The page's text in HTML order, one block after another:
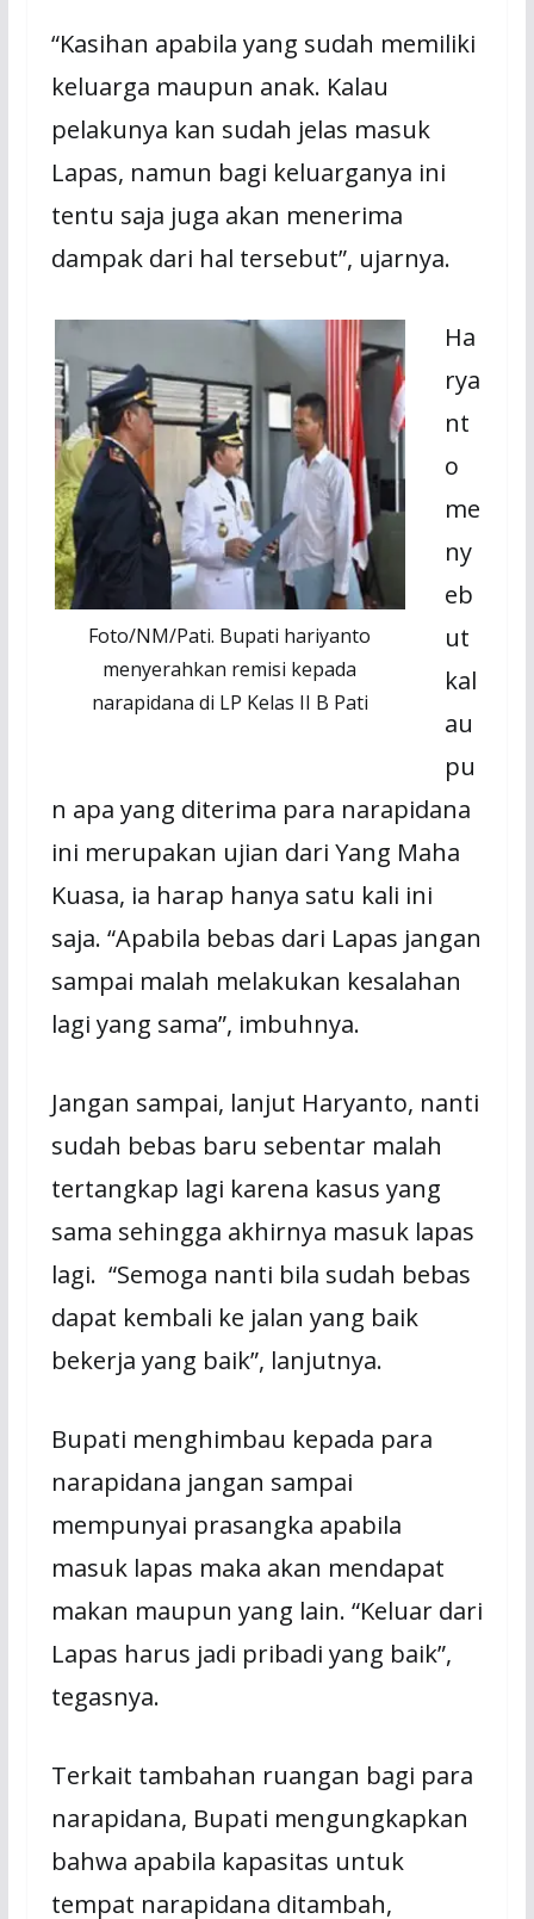
“Kasihan apabila yang sudah memiliki
keluarga maupun anak. Kalau
pelakunya kan sudah jelas masuk
Lapas, namun bagi keluarganya ini
tentu saja juga akan menerima
dampak dari hal tersebut”, ujarnya.
Foto/NM/Pati. Bupati hariyanto
menyerahkan remisi kepada
narapidana di LP Kelas II B Pati
Ha
rya
nt
o
me
ny
eb
ut
kal
au
pu
n apa yang diterima para narapidana
ini merupakan ujian dari Yang Maha
Kuasa, ia harap hanya satu kali ini
saja. “Apabila bebas dari Lapas jangan
sampai malah melakukan kesalahan
lagi yang sama”, imbuhnya.
Jangan sampai, lanjut Haryanto, nanti
sudah bebas baru sebentar malah
tertangkap lagi karena kasus yang
sama sehingga akhirnya masuk lapas
lagi. “Semoga nanti bila sudah bebas
dapat kembali ke jalan yang baik
bekerja yang baik”, lanjutnya.
Bupati menghimbau kepada para
narapidana jangan sampai
mempunyai prasangka apabila
masuk lapas maka akan mendapat
makan maupun yang lain. “Keluar dari
Lapas harus jadi pribadi yang baik”,
tegasnya.
Terkait tambahan ruangan bagi para
narapidana, Bupati mengungkapkan
bahwa apabila kapasitas untuk
tempat narapidana ditambah,